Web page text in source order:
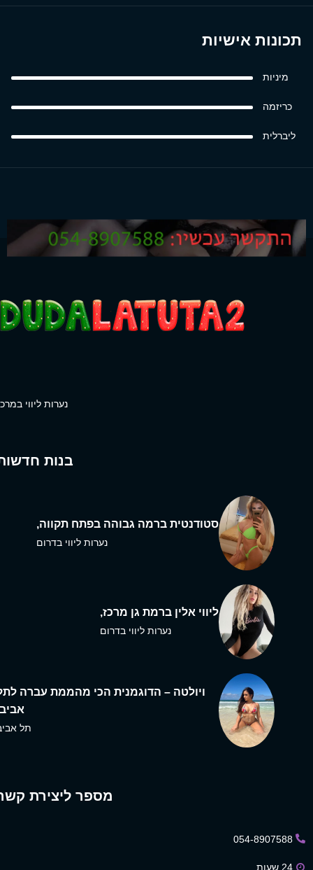
תכונות אישיות
מיניות
כריזמה
ליברלית
נערות ליווי
בנות
סטודנטית ברמה גבוהה בפתח תקווה,
נערות ליווי בדרום
ליווי אלין ברמת גן מרכז,
נערות ליווי בדרום
ויולטה – הדוגמנית הכי מהממת עברה
תל
מספר ליצירת
054-8907588
24 שעות